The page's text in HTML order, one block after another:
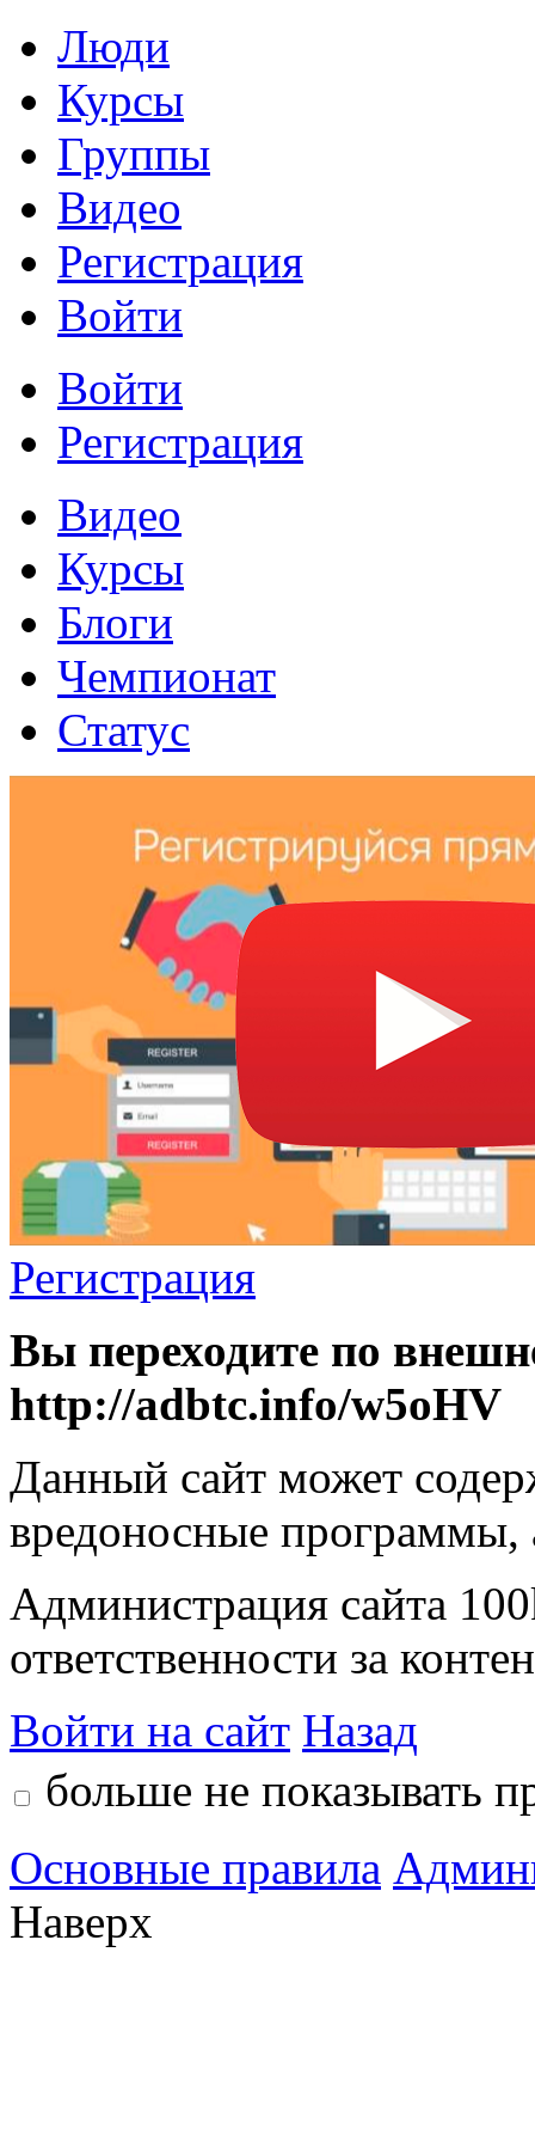
Люди
Курсы
Группы
Видео
Регистрация
Войти
Войти
Регистрация
Видео
Курсы
Блоги
Чемпионат
Статус
Регистрация
Вы переходите по
http://adbtc.info/w5oHV
Данный сайт может
вредоносные программы,
Администрация сайта
ответственности за
Войти на сайт Назад
больше не показывать
Основные правила
Наверх